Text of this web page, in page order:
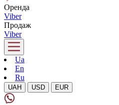
Оренда
Viber
Продаж
Viber
Ua
En
Ru
UAH USD EUR